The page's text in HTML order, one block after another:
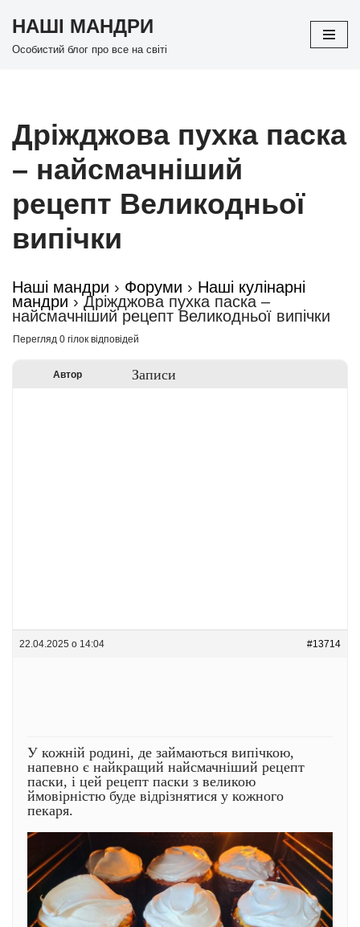
Перейти
НАШІ МАНДРИ
Особистий блог про все на світі
Дріжджова пухка паска
– найсмачніший
рецепт Великодньої
випічки
Наші мандри › Форуми › Наші кулінарні
мандри › Дріжджова пухка паска –
найсмачніший рецепт Великодньої випічки
Перегляд 0 гілок відповідей
Автор Записи
22.04.2025 о 14:04 #13714
У кожній родині, де займаються випічкою,
напевно є найкращий найсмачніший рецепт
паски, і цей рецепт паски з великою
ймовірністю буде відрізнятися у кожного
пекаря.